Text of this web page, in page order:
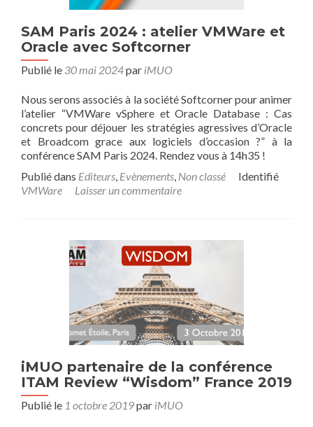
SAM Paris 2024 : atelier VMWare et
Oracle avec Softcorner
Publié le 30 mai 2024par iMUO
Nous serons associés à la société Softcorner pour animer
l’atelier “VMWare vSphere et Oracle Database : Cas
concrets pour déjouer les stratégies agressives d’Oracle
et Broadcom grace aux logiciels d’occasion ?” à la
conférence SAM Paris 2024. Rendez vous à 14h35 !
Publié dans Editeurs, Evènements, Non classé
Identifié
VMWare
Laisser un commentaire
iMUO partenaire de la conférence
ITAM Review “Wisdom” France 2019
Publié le 1 octobre 2019par iMUO